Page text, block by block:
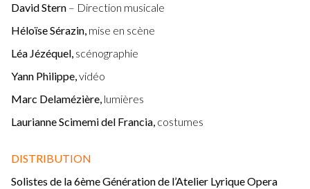
David Stern – Direction musicale
Héloïse Sérazin, mise en scène
Léa Jézéquel, scénographie
Yann Philippe,vidéo
Marc Delamézière, lumières
Laurianne Scimemi del Francia, costumes
DISTRIBUTION
Solistes de la 6ème Génération de l’Atelier Lyrique Opera